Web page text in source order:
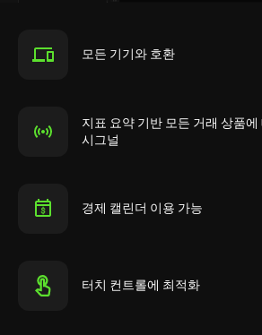
모든 기기와 호환
지표 요약 기반 모든 거래 상품에
시그널
경제 캘린더 이용 가능
터치 컨트롤에 최적화